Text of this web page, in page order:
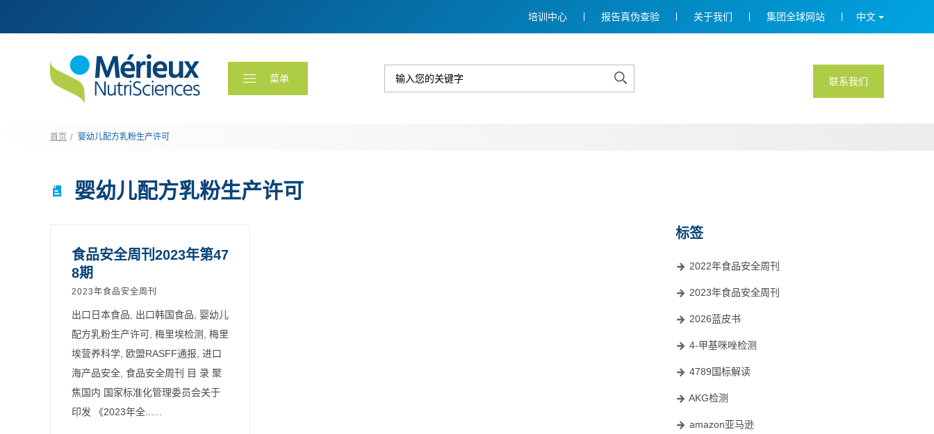
中文
培训中心 报告真伪查验 关于我们 集团全球网站
菜单 联系我们
首页 婴幼儿配方乳粉生产许可
婴幼儿配方乳粉生产许可
食品安全周刊2023年第47
8期
2023年食品安全周刊
出口日本食品, 出口韩国食品, 婴幼儿
配方乳粉生产许可, 梅里埃检测, 梅里
埃营养科学, 欧盟RASFF通报, 进口
海产品安全, 食品安全周刊 目 录 聚
焦国内 国家标准化管理委员会关于
印发 《2023年全......
标签
2022年食品安全周刊
2023年食品安全周刊
2026蓝皮书
4-甲基咪唑检测
4789国标解读
AKG检测
amazon亚马逊